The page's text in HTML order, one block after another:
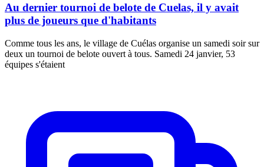
Au dernier tournoi de belote de Cuelas, il y avait
plus de joueurs que d'habitants
Comme tous les ans, le village de Cuélas organise un samedi soir sur
deux un tournoi de belote ouvert à tous. Samedi 24 janvier, 53
équipes s'étaient